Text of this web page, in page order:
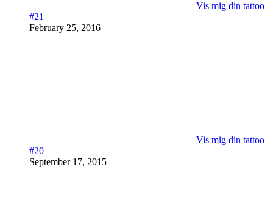
Vis mig din tattoo
#21
February 25, 2016
Vis mig din tattoo
#20
September 17, 2015